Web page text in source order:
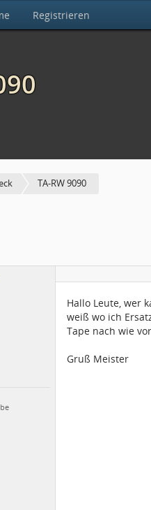
Registrieren
TA-RW 9090
Hallo Leute, wer
weiß wo ich
Tape nach wie
Gruß Meister